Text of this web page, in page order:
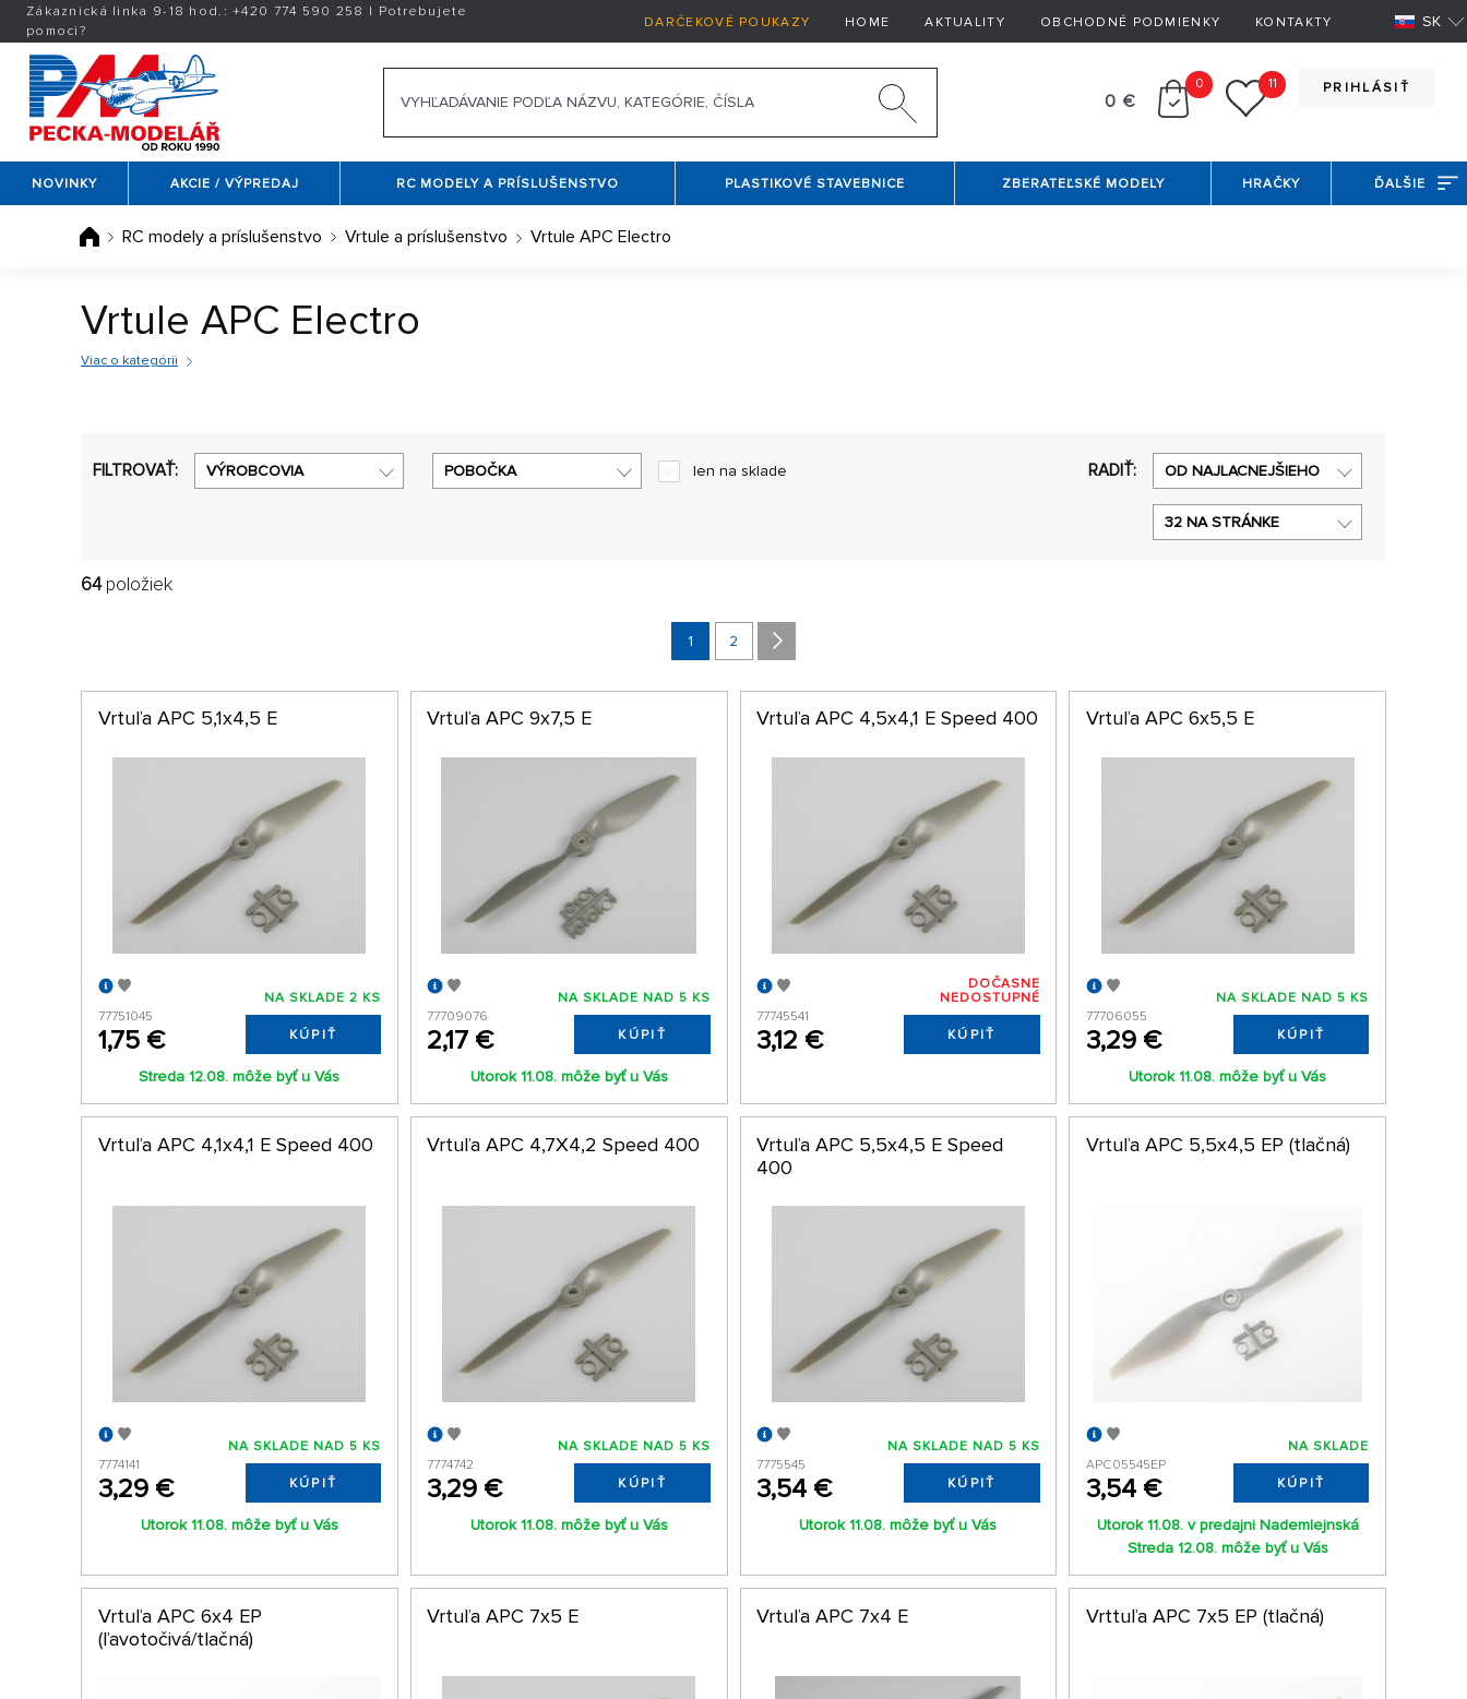
Zákaznická linka 9-18 hod.:+420 774 590 258 | Potrebujete
pomoci?
DARČEKOVÉ POUKAZY HOME AKTUALITY OBCHODNÉ PODMIENKY KONTAKTY SK
PRIHLÁSIŤ
0 €
0 11
NOVINKY AKCIE / VÝPREDAJ RC MODELY A PRÍSLUŠENSTVO PLASTIKOVÉ STAVEBNICE ZBERATEĽSKÉ MODELY HRAČKY ĎALŠIE
RC modely a príslušenstvo Vrtule a príslušenstvo Vrtule APC Electro
Vrtule APC Electro
Viac o kategórii
FILTROVAŤ: VÝROBCOVIA POBOČKA len na sklade RADIŤ: OD NAJLACNEJŠIEHO
32 NA STRÁNKE
64položiek
1 2
Vrtuľa APC 5,1x4,5 E
77751045
1,75 €
NA SKLADE 2 KS
KÚPIŤ
Streda 12.08. môže byť u Vás
Vrtuľa APC 9x7,5 E
77709076
2,17 €
NA SKLADE NAD 5 KS
KÚPIŤ
Utorok 11.08. môže byť u Vás
Vrtuľa APC 4,5x4,1 E Speed 400
77745541
3,12 €
DOČASNE
NEDOSTUPNÉ
KÚPIŤ
Vrtuľa APC 6x5,5 E
77706055
3,29 €
NA SKLADE NAD 5 KS
KÚPIŤ
Utorok 11.08. môže byť u Vás
Vrtuľa APC 4,1x4,1 E Speed 400
7774141
3,29 €
NA SKLADE NAD 5 KS
KÚPIŤ
Utorok 11.08. môže byť u Vás
Vrtuľa APC 4,7X4,2 Speed 400
7774742
3,29 €
NA SKLADE NAD 5 KS
KÚPIŤ
Utorok 11.08. môže byť u Vás
Vrtuľa APC 5,5x4,5 E Speed
400
7775545
3,54 €
NA SKLADE NAD 5 KS
KÚPIŤ
Utorok 11.08. môže byť u Vás
Vrtuľa APC 5,5x4,5 EP (tlačná)
APC05545EP
3,54 €
NA SKLADE
KÚPIŤ
Utorok 11.08. v predajni Nademlejnská
Streda 12.08. môže byť u Vás
Vrtuľa APC 6x4 EP
(ľavotočivá/tlačná)
Vrtuľa APC 7x5 E Vrtuľa APC 7x4 E Vrttuľa APC 7x5 EP (tlačná)